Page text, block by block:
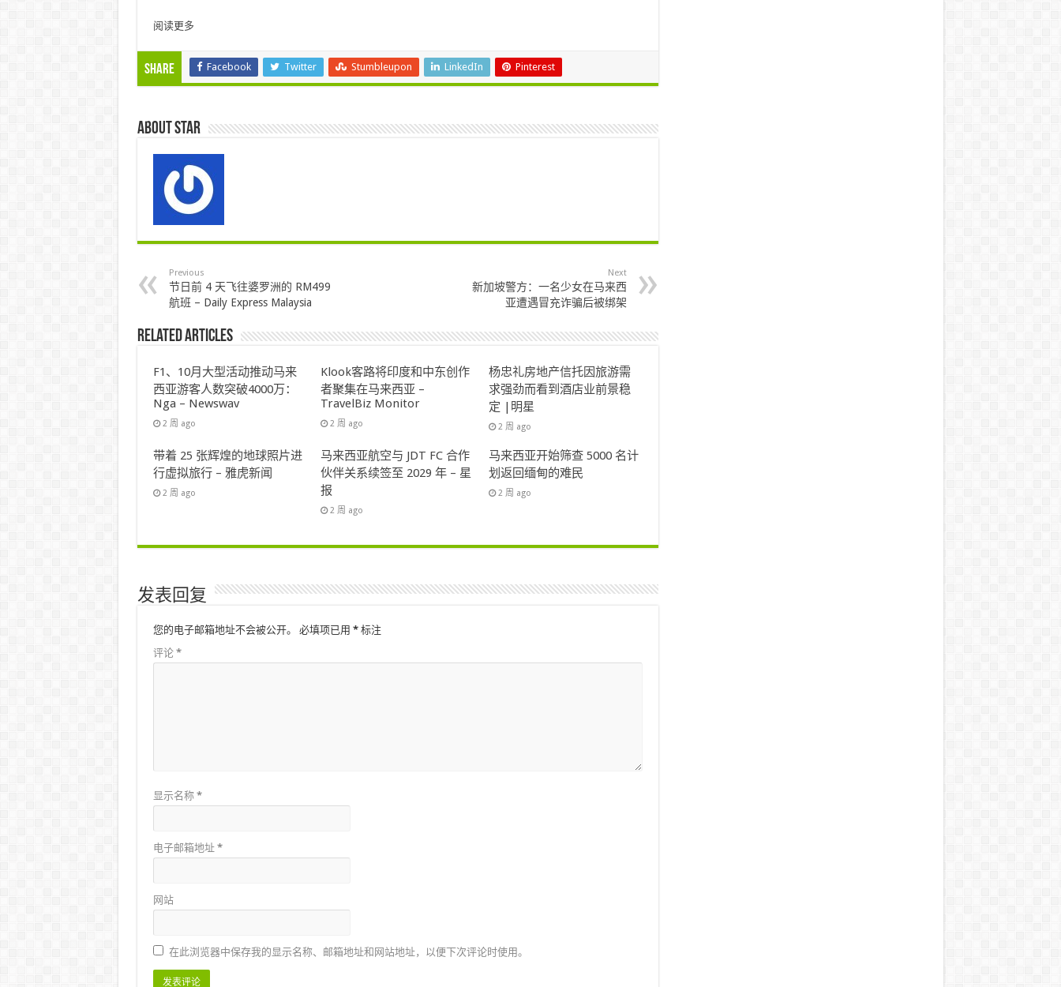
阅读更多
Share Facebook Twitter Stumbleupon LinkedIn Pinterest
About star
Previous
节日前 4 天飞往婆罗洲的 RM499
航班 – Daily Express Malaysia
Next
新加坡警方：一名少女在马来西
亚遭遇冒充诈骗后被绑架
Related Articles
F1、10月大型活动推动马来
西亚游客人数突破4000万：
Nga – Newswav
2 周 ago
Klook客路将印度和中东创作
者聚集在马来西亚 –
TravelBiz Monitor
2 周 ago
杨忠礼房地产信托因旅游需
求强劲而看到酒店业前景稳
定 |明星
2 周 ago
带着 25 张辉煌的地球照片进
行虚拟旅行 – 雅虎新闻
2 周 ago
马来西亚航空与 JDT FC 合作
伙伴关系续签至 2029 年 – 星
报
2 周 ago
马来西亚开始筛查 5000 名计
划返回缅甸的难民
2 周 ago
发表回复
您的电子邮箱地址不会被公开。 必填项已用 *标注
评论 *
显示名称 *
电子邮箱地址 *
网站
在此浏览器中保存我的显示名称、邮箱地址和网站地址，以便下次评论时使用。